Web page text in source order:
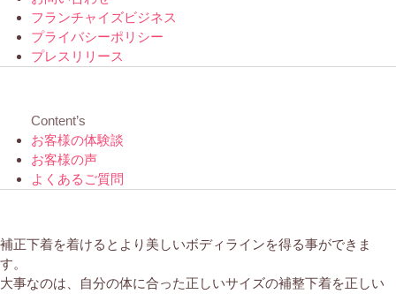
フランチャイズビジネス
プライバシーポリシー
プレスリリース
Content’s
お客様の体験談
お客様の声
よくあるご質問
補正下着を着けるとより美しいボディラインを得る事ができま
す。
大事なのは、自分の体に合った正しいサイズの補整下着を正しい